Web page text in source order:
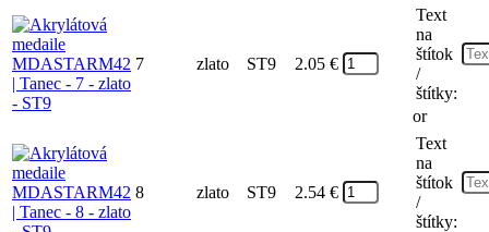
7 zlato ST9 2.05 €
Text
na
štítok
/
štítky:
or
8 zlato ST9 2.54 €
Text
na
štítok
/
štítky: